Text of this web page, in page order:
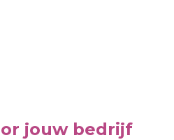
jouw bedrijf